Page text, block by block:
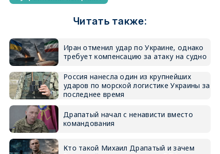
Читать также:
Иран отменил удар по Украине, однако
требует компенсацию за атаку на судно
Россия нанесла один из крупнейших
ударов по морской логистике Украины за
последнее время
Драпатый начал с ненависти вместо
командования
Кто такой Михаил Драпатый и зачем